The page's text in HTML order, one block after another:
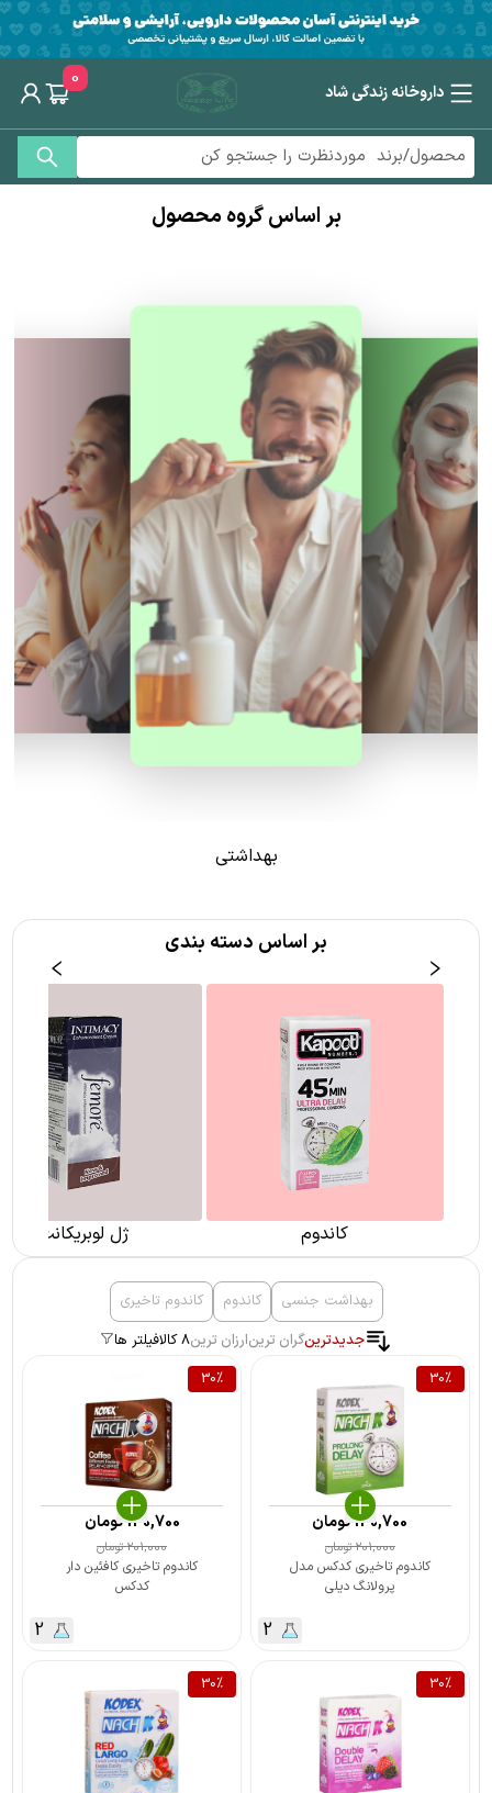
داروخانه زندگی شاد
0
بر اساس گروه محصول
بهداشتی
بر اساس دسته بندی
کاندوم ژل لوبریکانت
بهداشت جنسی کاندوم
کاندوم تاخیری
جدیدترینگران ترینارزان ترین8 کالا
فیلتر ها
30%
کاندوم تاخیری کدکس مدل
پرولانگ دیلی
201,000تومان
140,700تومان
2
30%
کاندوم تاخیری کافئین دار
کدکس
201,000تومان
140,700تومان
2
30%
30%